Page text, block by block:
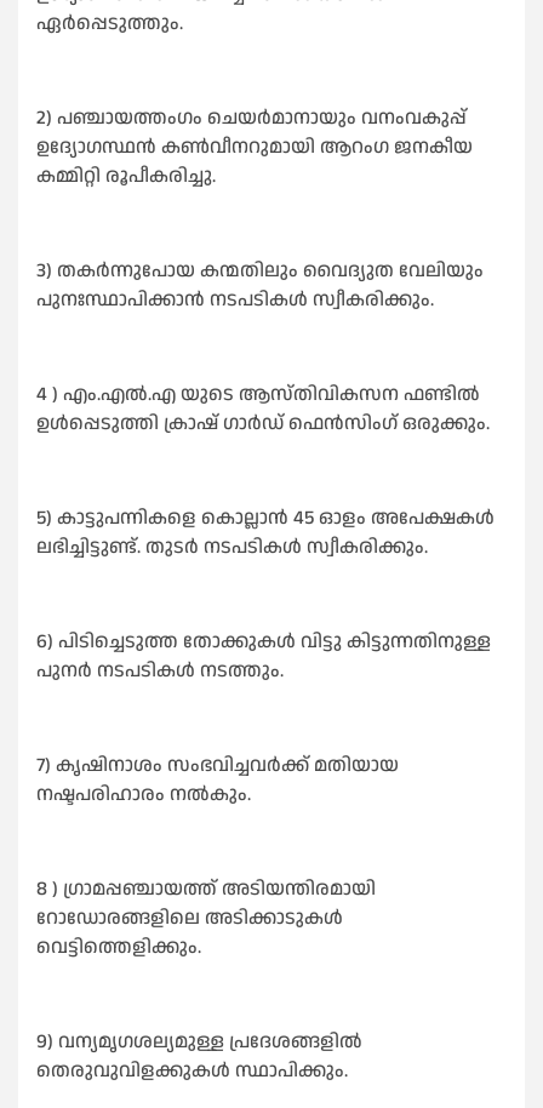
ഏർപ്പെടുത്തും.
2) പഞ്ചായത്തംഗം ചെയര്‍മാനായും വനംവകുപ്പ്
ഉദ്യോഗസ്ഥന്‍ കണ്‍വീനറുമായി ആറംഗ ജനകീയ
കമ്മിറ്റി രൂപീകരിച്ചു.
3) തകർന്നുപോയ കന്മതിലും വൈദ്യുത വേലിയും
പുനഃസ്ഥാപിക്കാൻ നടപടികൾ സ്വീകരിക്കും.
4 ) എം.എൽ.എ യുടെ ആസ്തിവികസന ഫണ്ടിൽ
ഉൾപ്പെടുത്തി ക്രാഷ് ഗാർഡ് ഫെൻസിംഗ് ഒരുക്കും.
5) കാട്ടുപന്നികളെ കൊല്ലാൻ 45 ഓളം അപേക്ഷകൾ
ലഭിച്ചിട്ടുണ്ട്. തുടർ നടപടികൾ സ്വീകരിക്കും.
6) പിടിച്ചെടുത്ത തോക്കുകൾ വിട്ടു കിട്ടുന്നതിനുള്ള
പുനർ നടപടികൾ നടത്തും.
7) കൃഷിനാശം സംഭവിച്ചവർക്ക് മതിയായ
നഷ്ടപരിഹാരം നൽകും.
8 ) ഗ്രാമപ്പഞ്ചായത്ത് അടിയന്തിരമായി
റോഡോരങ്ങളിലെ അടിക്കാടുകൾ
വെട്ടിത്തെളിക്കും.
9) വന്യമൃഗശല്യമുള്ള പ്രദേശങ്ങളിൽ
തെരുവുവിളക്കുകൾ സ്ഥാപിക്കും.